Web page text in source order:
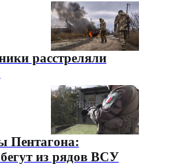
расстреляли
Пентагона:
из рядов ВСУ